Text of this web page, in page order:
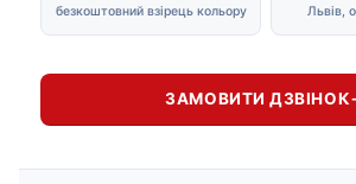
безкоштовний взірець кольору Львів,
ЗАМОВИТИ ДЗВІНОК